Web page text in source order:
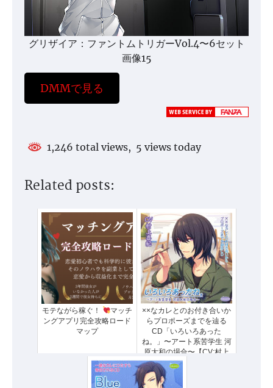
グリザイア：ファントムトリガーVol.4〜6セット
画像15
DMMで見る
1,246 total views, 5 views today
Related posts:
モテながら稼ぐ！
マッチ
ングアプリ完全攻略ロード
マップ
××なカレとのお付き合いか
らプロポーズまでを辿る
CD「いろいろあった
ね。」〜アート系苦学生 河
原大和の場合〜【CV:村上
喜紀】